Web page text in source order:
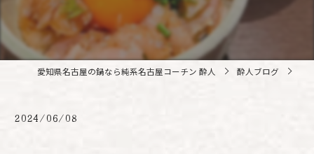
愛知県名古屋の鍋なら純系名古屋コーチン 酔人 酔人ブログ
2024/06/08